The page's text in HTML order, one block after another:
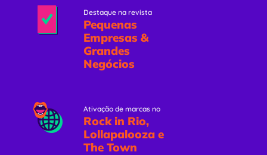
Destaque na revista
Pequenas
Empresas &
Grandes
Negócios
Ativação de marcas no
Rock in Rio,
Lollapalooza e
The Town